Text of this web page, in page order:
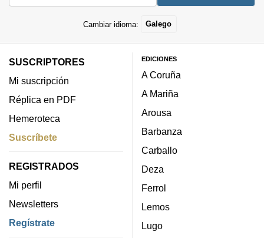
Cambiar idioma: Galego
SUSCRIPTORES
Mi suscripción
Réplica en PDF
Hemeroteca
Suscríbete
REGISTRADOS
Mi perfil
Newsletters
Regístrate
EDICIONES
A Coruña
A Mariña
Arousa
Barbanza
Carballo
Deza
Ferrol
Lemos
Lugo